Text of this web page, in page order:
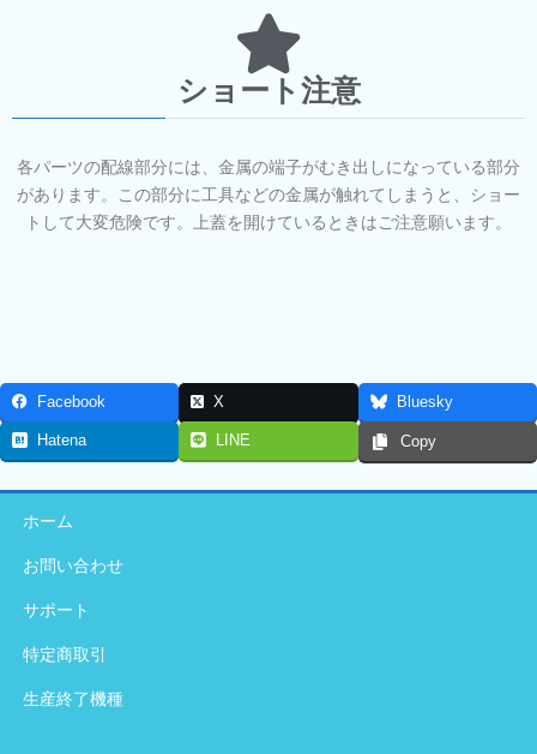
ショート注意
各パーツの配線部分には、金属の端子がむき出しになっている部分
があります。この部分に工具などの金属が触れてしまうと、ショー
トして大変危険です。上蓋を開けているときはご注意願います。
Facebook X Bluesky
Hatena LINE Copy
ホーム
お問い合わせ
サポート
特定商取引
生産終了機種